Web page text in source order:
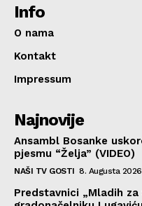
Info
O nama
Kontakt
Impressum
Najnovije
Ansambl Bosanke
pjesmu “Želja” (VIDEO)
NAŠI TV GOSTI 8. Augusta
Predstavnici „Mladih